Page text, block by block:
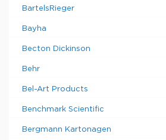
BartelsRieger
Bayha
Becton Dickinson
Behr
Bel-Art Products
Benchmark Scientific
Bergmann Kartonagen